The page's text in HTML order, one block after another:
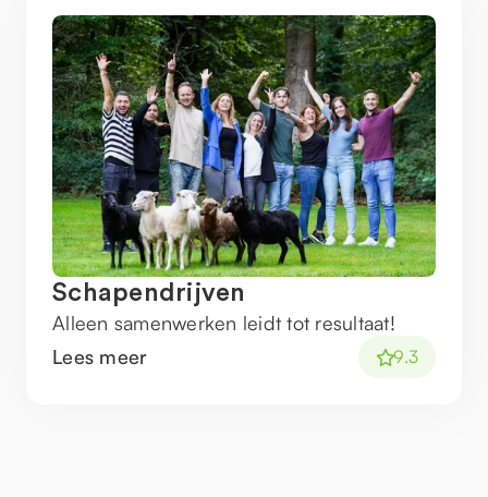
Schapendrijven
Alleen samenwerken leidt tot resultaat!
Lees meer
9.3